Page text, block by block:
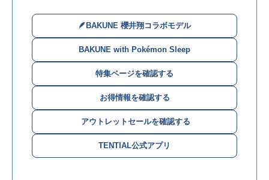
🪶BAKUNE 櫻井翔コラボモデル
BAKUNE with Pokémon Sleep
特集ページを確認する
お得情報を確認する
️ アウトレットセールを確認する
TENTIAL公式アプリ